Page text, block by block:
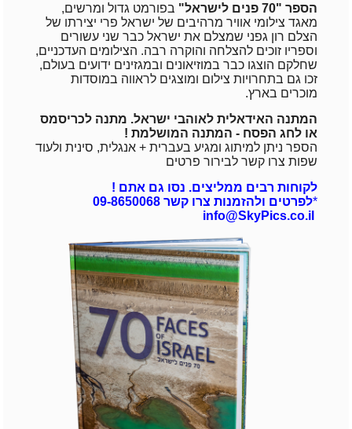
הספר "70 פנים לישראל"
בפורמט גדול ומרשים,
מאגד צילומי אוויר מרהיבים של ישראל פרי יצירתו של
הצלם רון גפני שמצלם את ישראל כבר שני עשורים
וספריו זוכים להצלחה והוקרה רבה. הצילומים העדכניים,
שחלקם הוצגו כבר במוזיאונים ובמגזינים ידועים בעולם,
זכו גם בתחרויות צילום ומוצגים לראווה במוסדות
מוכרים בארץ.
המתנה האידאלית לאוהבי ישראל. מתנה לכריסמס
או לחג הפסח - המתנה המושלמת !
הספר ניתן למיתוג ומגיע בעברית + אנגלית, סינית ולעוד
שפות צרו קשר לבירור פרטים
לקוחות רבים ממליצים. נסו גם אתם !
*לפרטים ולהזמנות צרו קשר 09-8650068
info@SkyPics.co.il